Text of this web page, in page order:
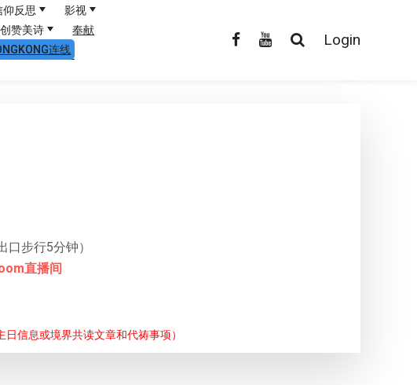
仰反思
影视
赞美诗
奉献
连线
Login
步行5分钟）
直播间
信息或境界共读文章和代祷事项）